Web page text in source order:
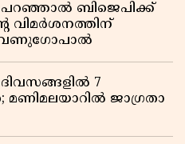
പറഞ്ഞാൽ ബിജെപിക്ക്
വിമർശനത്തിന്
വേണുഗോപാൽ
7
മണിമലയാറിൽ ജാഗ്രതാ